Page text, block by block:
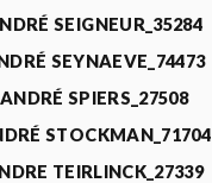
SEIGNEUR_35284
SEYNAEVE_74473
ANDRÉ SPIERS_27508
STOCKMAN_71704
TEIRLINCK_27339